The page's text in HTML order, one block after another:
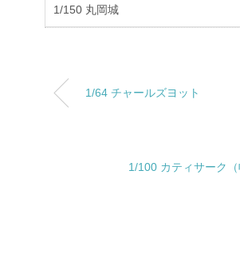
1/150 丸岡城
1/64 チャールズヨット
1/100 カティサーク（